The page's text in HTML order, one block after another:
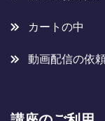
カートの中
動画配信の依